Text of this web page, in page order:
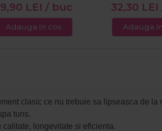
LEI / buc
Adauga in cos
32,30 LEI
Adauga
clasic ce nu trebuie sa lipseasca de la
tuns.
longevitate si eficienta.